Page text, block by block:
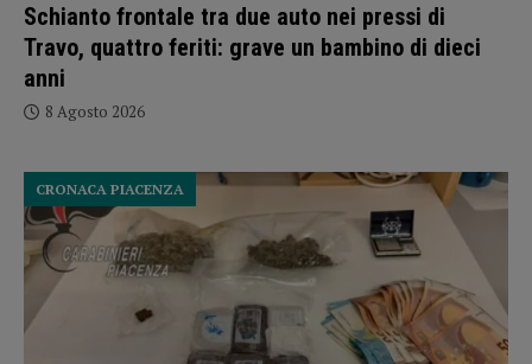
Schianto frontale tra due auto nei pressi di
Travo, quattro feriti: grave un bambino di dieci
anni
8 Agosto 2026
CRONACA PIACENZA